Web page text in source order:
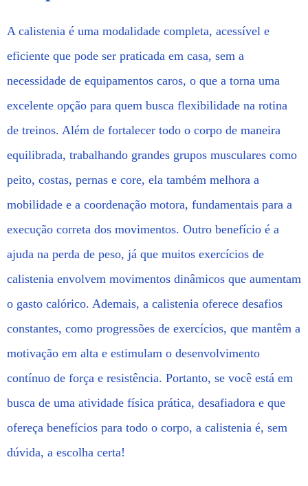
A calistenia é uma modalidade completa, acessível e
eficiente que pode ser praticada em casa, sem a
necessidade de equipamentos caros, o que a torna uma
excelente opção para quem busca flexibilidade na rotina
de treinos. Além de fortalecer todo o corpo de maneira
equilibrada, trabalhando grandes grupos musculares como
peito, costas, pernas e core, ela também melhora a
mobilidade e a coordenação motora, fundamentais para a
execução correta dos movimentos. Outro benefício é a
ajuda na perda de peso, já que muitos exercícios de
calistenia envolvem movimentos dinâmicos que aumentam
o gasto calórico. Ademais, a calistenia oferece desafios
constantes, como progressões de exercícios, que mantêm a
motivação em alta e estimulam o desenvolvimento
contínuo de força e resistência. Portanto, se você está em
busca de uma atividade física prática, desafiadora e que
ofereça benefícios para todo o corpo, a calistenia é, sem
dúvida, a escolha certa!